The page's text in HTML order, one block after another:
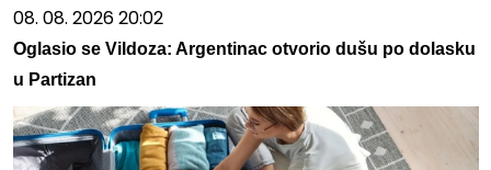
08. 08. 2026 20:02
Oglasio se Vildoza: Argentinac otvorio dušu po dolasku
u Partizan